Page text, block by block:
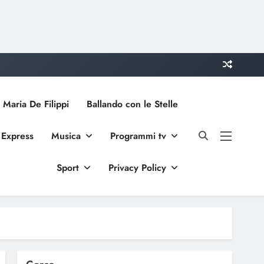
De Filippi Ballando con le Stelle
Musica Programmi tv
Sport Privacy Policy